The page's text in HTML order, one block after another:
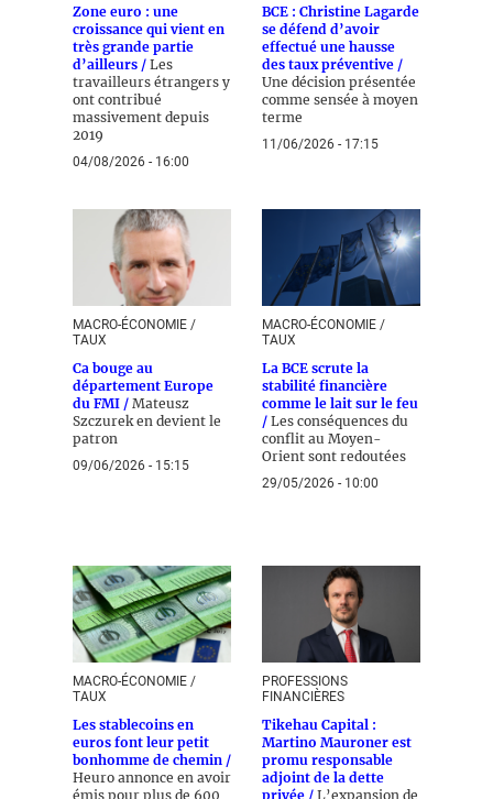
Zone euro : une
croissance qui vient en
très grande partie
d’ailleurs / Les
travailleurs étrangers y
ont contribué
massivement depuis
2019
04/08/2026 - 16:00
BCE : Christine Lagarde
se défend d’avoir
effectué une hausse
des taux préventive /
Une décision présentée
comme sensée à moyen
terme
11/06/2026 - 17:15
MACRO-ÉCONOMIE /
TAUX
Ca bouge au
département Europe
du FMI / Mateusz
Szczurek en devient le
patron
09/06/2026 - 15:15
MACRO-ÉCONOMIE /
TAUX
La BCE scrute la
stabilité financière
comme le lait sur le feu
/ Les conséquences du
conflit au Moyen-
Orient sont redoutées
29/05/2026 - 10:00
MACRO-ÉCONOMIE /
TAUX
Les stablecoins en
euros font leur petit
bonhomme de chemin /
Heuro annonce en avoir
émis pour plus de 600
PROFESSIONS
FINANCIÈRES
Tikehau Capital :
Martino Mauroner est
promu responsable
adjoint de la dette
privée / L’expansion de